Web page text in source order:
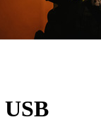
USB